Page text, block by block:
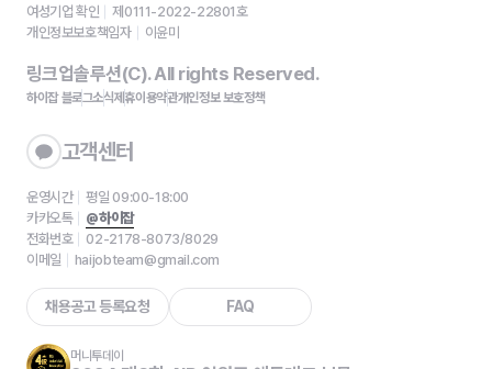
여성기업 확인
제0111-2022-22801호
개인정보보호책임자
이윤미
링크업솔루션(C). All rights Reserved.
하이잡 블로그소식제휴이용약관개인정보 보호정책
고객센터
운영시간
평일 09:00-18:00
카카오톡
@하이잡
전화번호
02-2178-8073/8029
이메일
haijobteam@gmail.com
채용공고 등록요청 FAQ
머니투데이